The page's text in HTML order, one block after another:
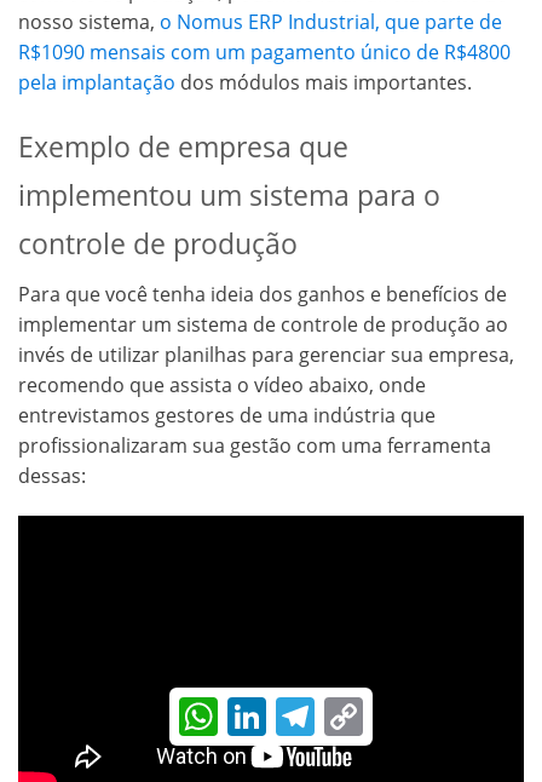
nosso sistema, o Nomus ERP Industrial, que parte de
R$1090 mensais com um pagamento único de R$4800
pela implantação dos módulos mais importantes.
Exemplo de empresa que
implementou um sistema para o
controle de produção
Para que você tenha ideia dos ganhos e benefícios de
implementar um sistema de controle de produção ao
invés de utilizar planilhas para gerenciar sua empresa,
recomendo que assista o vídeo abaixo, onde
entrevistamos gestores de uma indústria que
profissionalizaram sua gestão com uma ferramenta
dessas:
WhatsAppLinkedInTelegram